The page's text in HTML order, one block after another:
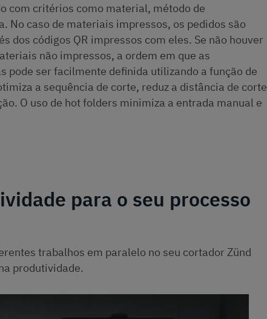
com critérios como material, método de
No caso de materiais impressos, os pedidos são
dos códigos QR impressos com eles. Se não houver
não impressos, a ordem em que as
pode ser facilmente definida utilizando a função de
a sequência de corte, reduz a distância de corte
O uso de hot folders minimiza a entrada manual e
para o seu processo
trabalhos em paralelo no seu cortador Zünd
produtividade.